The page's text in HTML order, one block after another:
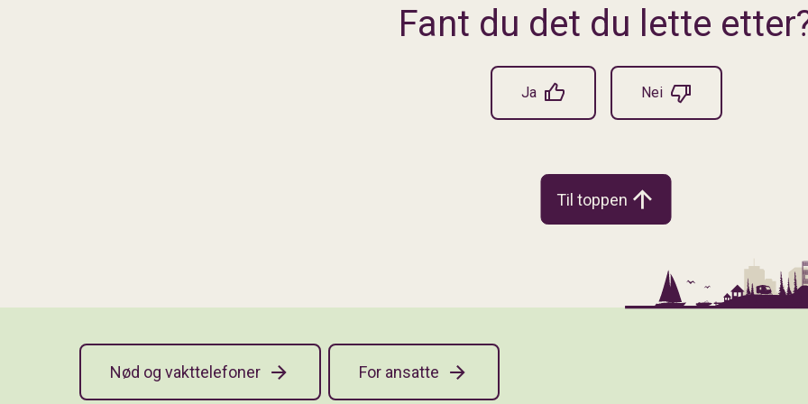
Fant du det du lette
Ja Nei
Til toppen
Nød og vakttelefoner For ansatte